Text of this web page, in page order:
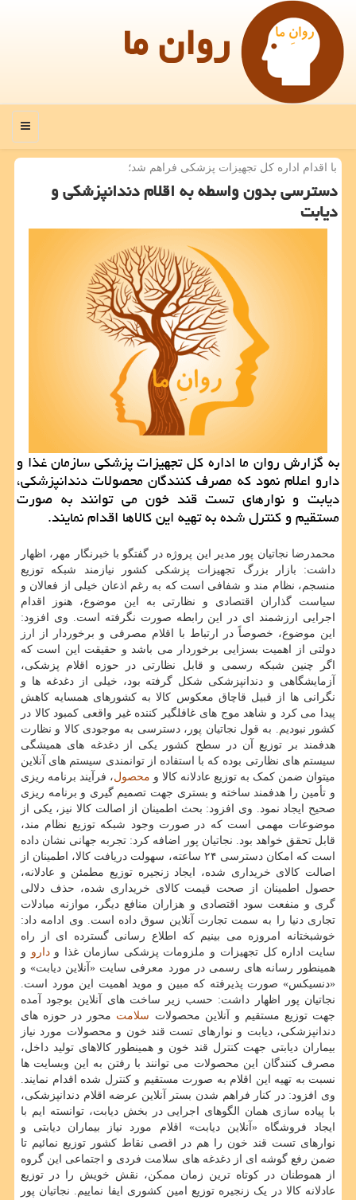
روان ما
منو
با اقدام اداره كل تجهیزات پزشكی فراهم شد؛
دسترسی بدون واسطه به اقلام دندانپزشكی و
دیابت
به گزارش روان ما اداره کل تجهیزات پزشکی سازمان غذا و
دارو اعلام نمود که مصرف کنندگان محصولات دندانپزشکی،
دیابت و نوارهای تست قند خون می توانند به صورت
مستقیم و کنترل شده به تهیه این کالاها اقدام نمایند.
محمدرضا نجاتیان پور مدیر این پروژه در گفتگو با خبرنگار مهر، اظهار
داشت: بازار بزرگ تجهیزات پزشکی کشور نیازمند شبکه توزیع
منسجم، نظام مند و شفافی است که به رغم اذعان خیلی از فعالان و
سیاست گذاران اقتصادی و نظارتی به این موضوع، هنوز اقدام
اجرایی ارزشمند ای در این رابطه صورت نگرفته است. وی افزود:
این موضوع، خصوصاً در ارتباط با اقلام مصرفی و برخوردار از ارز
دولتی از اهمیت بسزایی برخوردار می باشد و حقیقت این است که
اگر چنین شبکه رسمی و قابل نظارتی در حوزه اقلام پزشکی،
آزمایشگاهی و دندانپزشکی شکل گرفته بود، خیلی از دغدغه ها و
نگرانی ها از قبیل قاچاق معکوس کالا به کشورهای همسایه کاهش
پیدا می کرد و شاهد موج های غافلگیر کننده غیر واقعی کمبود کالا در
کشور نبودیم. به قول نجاتیان پور، دسترسی به موجودی کالا و نظارت
هدفمند بر توزیع آن در سطح کشور یکی از دغدغه های همیشگی
سیستم های نظارتی بوده که با استفاده از توانمندی سیستم های آنلاین
میتوان ضمن کمک به توزیع عادلانه کالا و محصول، فرآیند برنامه ریزی
و تأمین را هدفمند ساخته و بستری جهت تصمیم گیری و برنامه ریزی
صحیح ایجاد نمود. وی افزود: بحث اطمینان از اصالت کالا نیز، یکی از
موضوعات مهمی است که در صورت وجود شبکه توزیع نظام مند،
قابل تحقق خواهد بود. نجاتیان پور اضافه کرد: تجربه جهانی نشان داده
است که امکان دسترسی ۲۴ ساعته، سهولت دریافت کالا، اطمینان از
اصالت کالای خریداری شده، ایجاد زنجیره توزیع مطمئن و عادلانه،
حصول اطمینان از صحت قیمت کالای خریداری شده، حذف دلالی
گری و منفعت سود اقتصادی و هزاران منافع دیگر، موازنه مبادلات
تجاری دنیا را به سمت تجارت آنلاین سوق داده است. وی ادامه داد:
خوشبختانه امروزه می بینیم که اطلاع رسانی گسترده ای از راه
سایت اداره کل تجهیزات و ملزومات پزشکی سازمان غذا ودارو و
همینطور رسانه های رسمی در مورد معرفی سایت «آنلاین دیابت» و
«دنسیکس» صورت پذیرفته که مبین و موید اهمیت این مورد است.
نجاتیان پور اظهار داشت: حسب زیر ساخت های آنلاین بوجود آمده
جهت توزیع مستقیم و آنلاین محصولات سلامت محور در حوزه های
دندانپزشکی، دیابت و نوارهای تست قند خون و محصولات مورد نیاز
بیماران دیابتی جهت کنترل قند خون و همینطور کالاهای تولید داخل،
مصرف کنندگان این محصولات می توانند با رفتن به این وبسایت ها
نسبت به تهیه این اقلام به صورت مستقیم و کنترل شده اقدام نمایند.
وی افزود: در کنار فراهم شدن بستر آنلاین عرضه اقلام دندانپزشکی،
با پیاده سازی همان الگوهای اجرایی در بخش دیابت، توانسته ایم با
ایجاد فروشگاه «آنلاین دیابت» اقلام مورد نیاز بیماران دیابتی و
نوارهای تست قند خون را هم در اقصی نقاط کشور توزیع نمائیم تا
ضمن رفع گوشه ای از دغدغه های سلامت فردی و اجتماعی این گروه
از هموطنان در کوتاه ترین زمان ممکن، نقش خویش را در توزیع
عادلانه کالا در یک زنجیره توزیع امین کشوری ایفا نماییم. نجاتیان پور